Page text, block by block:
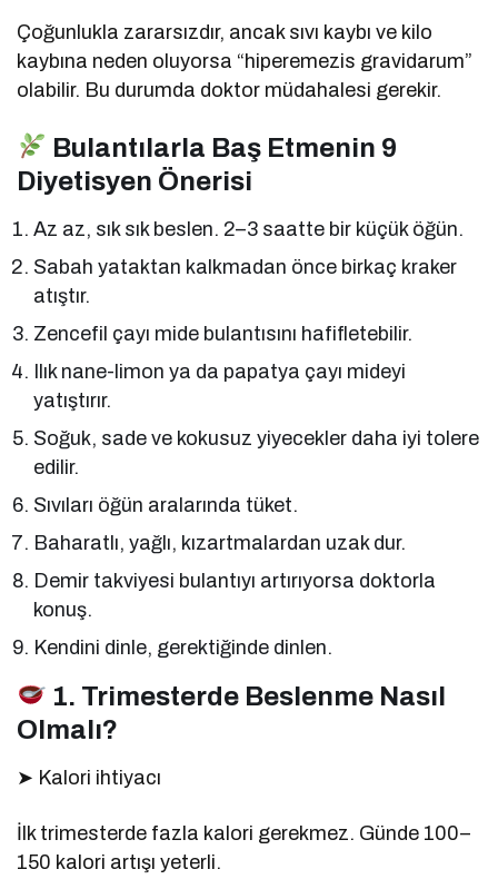
Çoğunlukla zararsızdır, ancak sıvı kaybı ve kilo
kaybına neden oluyorsa “hiperemezis gravidarum”
olabilir. Bu durumda doktor müdahalesi gerekir.
Bulantılarla Baş Etmenin 9
Diyetisyen Önerisi
Az az, sık sık beslen. 2–3 saatte bir küçük öğün.
Sabah yataktan kalkmadan önce birkaç kraker
atıştır.
Zencefil çayı mide bulantısını hafifletebilir.
Ilık nane-limon ya da papatya çayı mideyi
yatıştırır.
Soğuk, sade ve kokusuz yiyecekler daha iyi tolere
edilir.
Sıvıları öğün aralarında tüket.
Baharatlı, yağlı, kızartmalardan uzak dur.
Demir takviyesi bulantıyı artırıyorsa doktorla
konuş.
Kendini dinle, gerektiğinde dinlen.
1. Trimesterde Beslenme Nasıl
Olmalı?
➤ Kalori ihtiyacı
İlk trimesterde fazla kalori gerekmez. Günde 100–
150 kalori artışı yeterli.